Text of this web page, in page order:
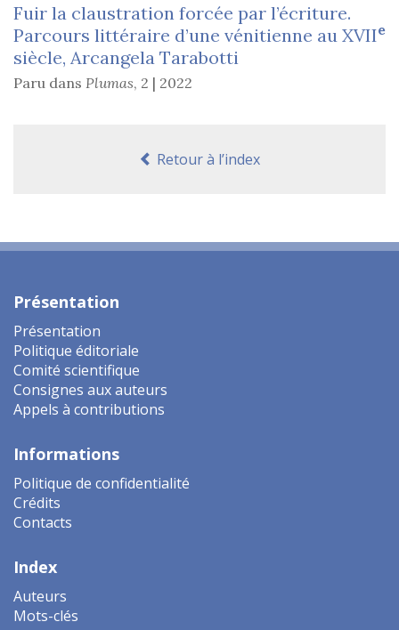
Fuir la claustration forcée par l’écriture.
Parcours littéraire d’une vénitienne au XVIIe
siècle, Arcangela Tarabotti
Paru dans Plumas, 2 | 2022
Retour à l’index
Présentation
Présentation
Politique éditoriale
Comité scientifique
Consignes aux auteurs
Appels à contributions
Informations
Politique de confidentialité
Crédits
Contacts
Index
Auteurs
Mots-clés